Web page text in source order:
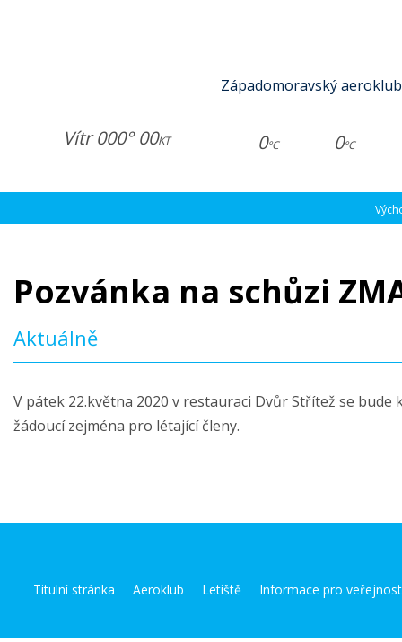
Pozvánka na schůzi
Aktuálně
V pátek 22.května 2020 v restauraci Dvůr Střítež se bude
žádoucí zejména pro létající členy.
Západomoravský
Vítr 000° 00KT 0°C 0°C
Titulní stránka Aeroklub Letiště Informace pro veřejnost